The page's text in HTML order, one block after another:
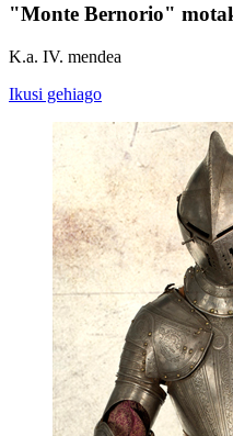
"Monte Bernorio"
K.a. IV. mendea
Ikusi gehiago